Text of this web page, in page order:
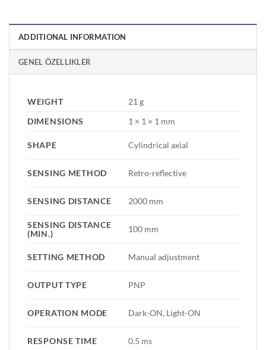
ADDITIONAL INFORMATION
GENEL ÖZELLIKLER
WEIGHT
21 g
DIMENSIONS
1 × 1 × 1 mm
SHAPE Cylindrical axial
SENSING METHOD Retro-reflective
SENSING DISTANCE 2000 mm
SENSING DISTANCE
(MIN.)
100 mm
SETTING METHOD Manual adjustment
OUTPUT TYPE PNP
OPERATION MODE Dark-ON, Light-ON
RESPONSE TIME 0.5 ms